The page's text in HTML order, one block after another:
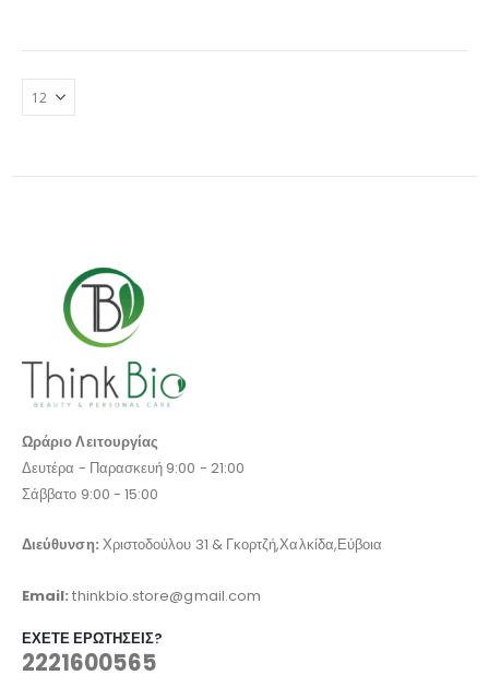
Ωράριο Λειτουργίας
Δευτέρα - Παρασκευή 9:00 - 21:00
Σάββατο 9:00 - 15:00
Διεύθυνση: Χριστοδούλου 31 & Γκορτζή,Χαλκίδα,Εύβοια
Email:thinkbio.store@gmail.com
ΈΧΕΤΕ ΕΡΩΤΉΣΕΙΣ?
2221600565